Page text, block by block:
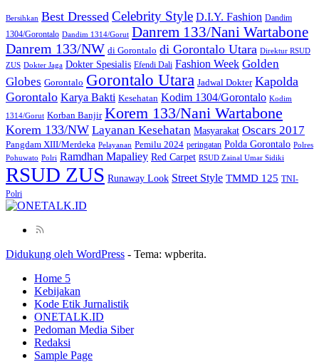
Bersihkan Best Dressed Celebrity Style D.I.Y. Fashion Dandim
1304/Gorontalo Dandim 1314/Gorut Danrem 133/Nani Wartabone
Danrem 133/NW di Gorontalo di Gorontalo Utara Direktur RSUD
ZUS Dokter Jaga Dokter Spesialis Efendi Dali Fashion Week Golden
Globes Gorontalo Gorontalo Utara Jadwal Dokter Kapolda
Gorontalo Karya Bakti Kesehatan Kodim 1304/Gorontalo Kodim
1314/Gorut Korban Banjir Korem 133/Nani Wartabone
Korem 133/NW Layanan Kesehatan Masyarakat Oscars 2017
Pangdam XIII/Merdeka Pelayanan Pemilu 2024 peringatan Polda Gorontalo Polres
Pohuwato Polri Ramdhan Mapaliey Red Carpet RSUD Zainal Umar Sidiki
RSUD ZUS Runaway Look Street Style TMMD 125 TNI-
Polri
Didukung oleh WordPress - Tema: wpberita.
Home 5
Kebijakan
Kode Etik Jurnalistik
ONETALK.ID
Pedoman Media Siber
Redaksi
Sample Page